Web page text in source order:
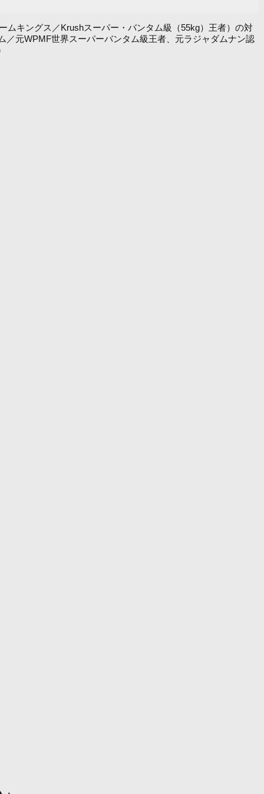
ムキングス／Krushスーパー・バンタム級（55kg）王者）の対
元WPMF世界スーパーバンタム級王者、元ラジャダムナン認